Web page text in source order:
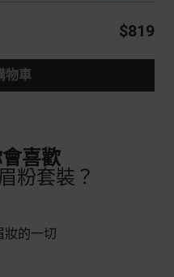
$819
物車
喜歡
粉套裝？
妝的一切